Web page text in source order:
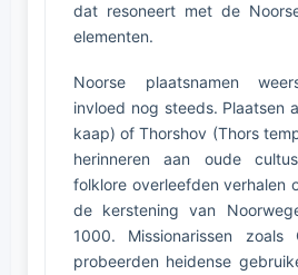
dat resoneert met de
elementen.
Noorse plaatsnamen
invloed nog steeds. Plaatsen
kaap) of Thorshov (Thors
herinneren aan oude
folklore overleefden verhalen
de kerstening van
1000. Missionarissen zoals
probeerden heidense